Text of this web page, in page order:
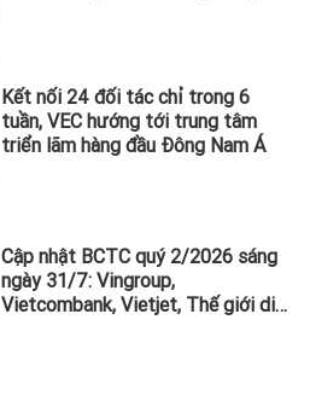
Kết nối 24 đối tác chỉ trong 6
tuần, VEC hướng tới trung tâm
triển lãm hàng đầu Đông Nam Á
Cập nhật BCTC quý 2/2026 sáng
ngày 31/7: Vingroup,
Vietcombank, Vietjet, Thế giới di